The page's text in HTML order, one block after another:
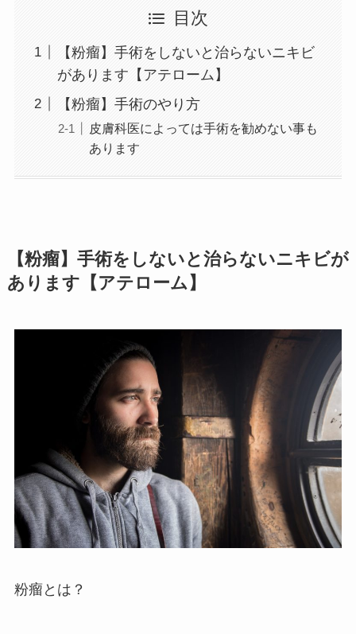
目次
【粉瘤】手術をしないと治らないニキビ
があります【アテローム】
【粉瘤】手術のやり方
皮膚科医によっては手術を勧めない事も
あります
【粉瘤】手術をしないと治らないニキビが
あります【アテローム】
粉瘤とは？